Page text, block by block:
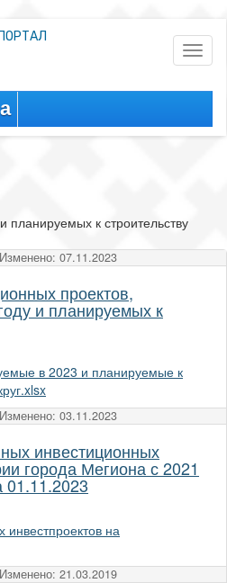
к строительству
07.11.2023
проектов,
и планируемых к
в 2023 и планируемые к
03.11.2023
инвестиционных
города Мегиона с 2021
01.11.2023
инвестпроектов на
21.03.2019